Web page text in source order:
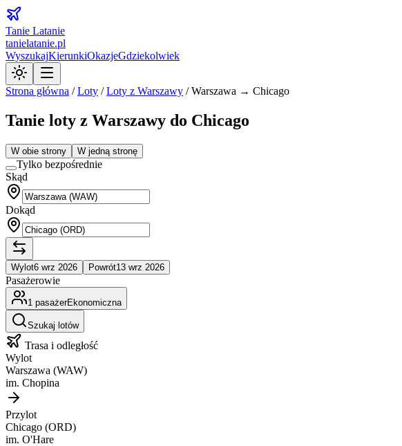
Tanie Latanie
tanielatanie.pl
WyszukajKierunkiOkazjeGdziekolwiek
Strona główna /Loty /Loty z Warszawy /Warszawa → Chicago
Tanie loty z Warszawy do Chicago
W obie strony W jedną stronę
Tylko bezpośrednie
Skąd
Dokąd
Wylot6 wrz 2026 Powrót13 wrz 2026
Pasażerowie
1 pasażerEkonomiczna
Szukaj lotów
Trasa i odległość
Wylot
Warszawa (WAW)
im. Chopina
Przylot
Chicago (ORD)
im. O'Hare